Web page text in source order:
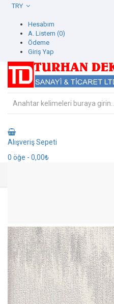
Hesabım
A. Listem (0)
Ödeme
Giriş Yap
Alışveriş Sepeti
0 öğe - 0,00₺